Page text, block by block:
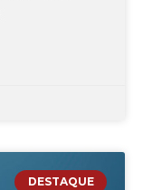
DESTAQUE